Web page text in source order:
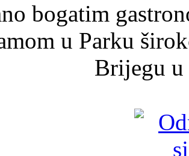
bogatim
u Parku
Brijegu u